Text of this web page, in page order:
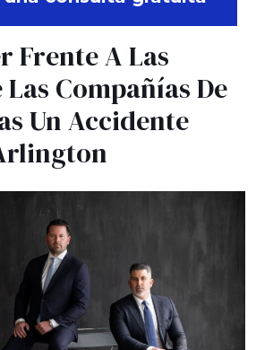
Frente A Las
Compañías De
Un Accidente